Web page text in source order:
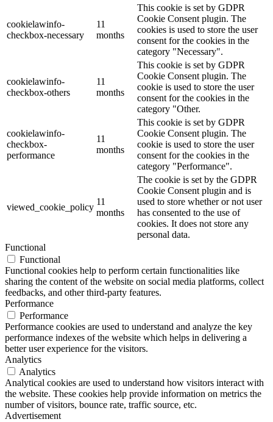
cookielawinfo-
checkbox-necessary
11
months
This cookie is set by GDPR
Cookie Consent plugin. The
cookies is used to store the user
consent for the cookies in the
category "Necessary".
cookielawinfo-
checkbox-others
11
months
This cookie is set by GDPR
Cookie Consent plugin. The
cookie is used to store the user
consent for the cookies in the
category "Other.
cookielawinfo-
checkbox-
performance
11
months
This cookie is set by GDPR
Cookie Consent plugin. The
cookie is used to store the user
consent for the cookies in the
category "Performance".
viewed_cookie_policy
11
months
The cookie is set by the GDPR
Cookie Consent plugin and is
used to store whether or not user
has consented to the use of
cookies. It does not store any
personal data.
Functional
Functional
Functional cookies help to perform certain functionalities like
sharing the content of the website on social media platforms, collect
feedbacks, and other third-party features.
Performance
Performance
Performance cookies are used to understand and analyze the key
performance indexes of the website which helps in delivering a
better user experience for the visitors.
Analytics
Analytics
Analytical cookies are used to understand how visitors interact with
the website. These cookies help provide information on metrics the
number of visitors, bounce rate, traffic source, etc.
Advertisement